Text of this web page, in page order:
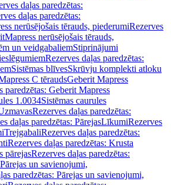
daļas paredzētas:
daļas paredzētas:
nerūsējošais tērauds, piederumiRezerves
nerūsējošais tērauds,
un veidgabaliemStiprinājumi
Rezerves daļas paredzētas:
Sistēmas blīvesSkrūvju komplekti atloku
C tēraudsGeberit Mapress
paredzētas: Geberit Mapress
1.0034Sistēmas caurules
Rezerves daļas paredzētas:
daļas paredzētas: PārejasLīkumiRezerves
TrejgabaliRezerves daļas paredzētas:
Rezerves daļas paredzētas: Krusta
pārejasRezerves daļas paredzētas:
Pārejas un savienojumi,
paredzētas: Pārejas un savienojumi,